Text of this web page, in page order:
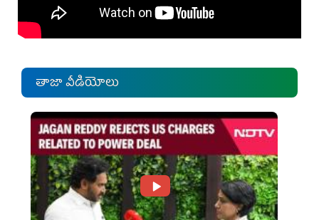
తాజా వీడియోలు